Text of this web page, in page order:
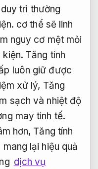
trì thường
cơ thể sẽ linh
nguy cơ mệt mỏi
kiện. Tăng tính
luôn giữ được
xử lý, Tăng
sạch và nhiệt độ
may tinh tế.
hơn, Tăng tính
lại hiệu quả
dịch vụ